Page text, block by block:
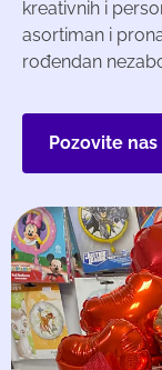
kreativnih i
asortiman i
rođendan
Pozovite nas